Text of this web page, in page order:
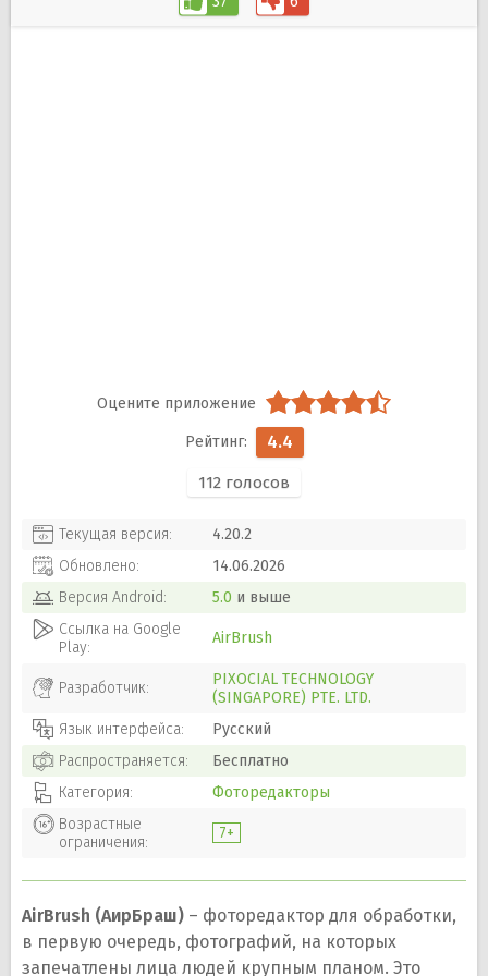
4.4
112 голосов
Текущая версия:
4.20.2
Обновлено:
14.06.2026
Версия Android: 5.0 и выше
Ссылка на Google
Play:
AirBrush
Разработчик:
PIXOCIAL TECHNOLOGY
(SINGAPORE) PTE. LTD.
Язык интерфейса:
Русский
Распространяется:
Бесплатно
Категория:
Фоторедакторы
Возрастные
ограничения:
7+
AirBrush (АирБраш) – фоторедактор для обработки,
в первую очередь, фотографий, на которых
запечатлены лица людей крупным планом. Это